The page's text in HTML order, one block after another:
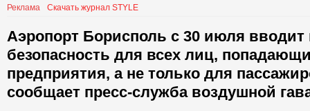
Реклама Скачать журнал STYLE
Аэропорт Борисполь с 30 июля вводит
безопасность для всех лиц,
предприятия, а не только для
сообщает пресс-служба воздушной